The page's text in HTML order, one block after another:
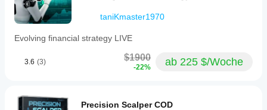
taniKmaster1970
Evolving financial strategy LIVE
3.6 (3) $1900
-22% ab 225 $/Woche
Precision Scalper COD